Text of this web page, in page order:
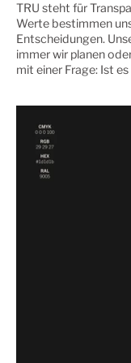
TRU steht für
Werte bestimmen
Entscheidungen.
immer wir planen
mit einer Frage: Ist